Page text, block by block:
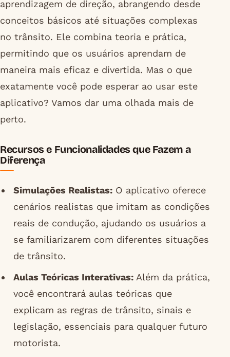
aprendizagem de direção, abrangendo desde
conceitos básicos até situações complexas
no trânsito. Ele combina teoria e prática,
permitindo que os usuários aprendam de
maneira mais eficaz e divertida. Mas o que
exatamente você pode esperar ao usar este
aplicativo? Vamos dar uma olhada mais de
perto.
Recursos e Funcionalidades que Fazem a
Diferença
Simulações Realistas:O aplicativo oferece
cenários realistas que imitam as condições
reais de condução, ajudando os usuários a
se familiarizarem com diferentes situações
de trânsito.
Aulas Teóricas Interativas:Além da prática,
você encontrará aulas teóricas que
explicam as regras de trânsito, sinais e
legislação, essenciais para qualquer futuro
motorista.